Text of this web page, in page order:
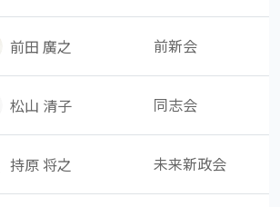
前田 廣之 前新会
松山 清子 同志会
持原 将之 未来新政会